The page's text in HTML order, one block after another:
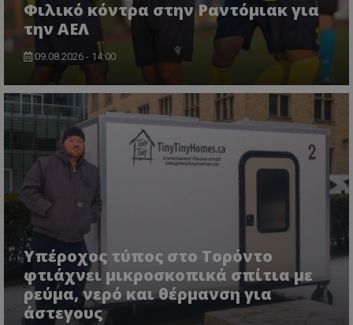
Φιλικό κόντρα στην Ραντόμιακ για
την ΑΕΛ
09.08.2026 - 14:00
Υπέροχος τύπος στο Τορόντο
φτιάχνει μικροσκοπικά σπίτια με
ρεύμα, νερό και θέρμανση για
άστεγους